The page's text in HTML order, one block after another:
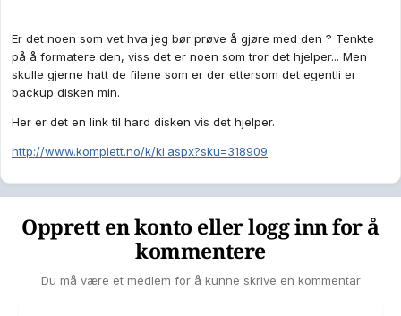
Er det noen som vet hva jeg bør prøve å gjøre med den ? Tenkte
på å formatere den, viss det er noen som tror det hjelper... Men
skulle gjerne hatt de filene som er der ettersom det egentli er
backup disken min.
Her er det en link til hard disken vis det hjelper.
http://www.komplett.no/k/ki.aspx?sku=318909
Opprett en konto eller logg inn for å
kommentere
Du må være et medlem for å kunne skrive en kommentar